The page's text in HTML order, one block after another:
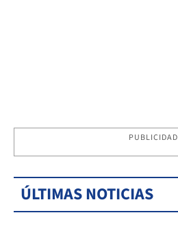
PUBLICIDAD
ÚLTIMAS NOTICIAS